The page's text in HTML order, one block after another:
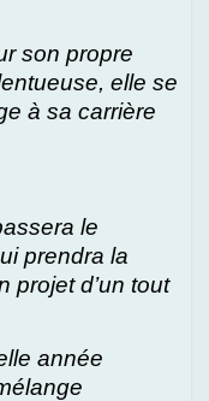
son propre
elle se
à sa carrière
le
prendra la
projet d’un tout
année